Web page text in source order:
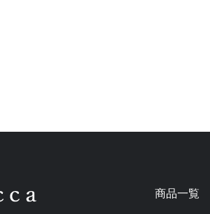
商品一覧